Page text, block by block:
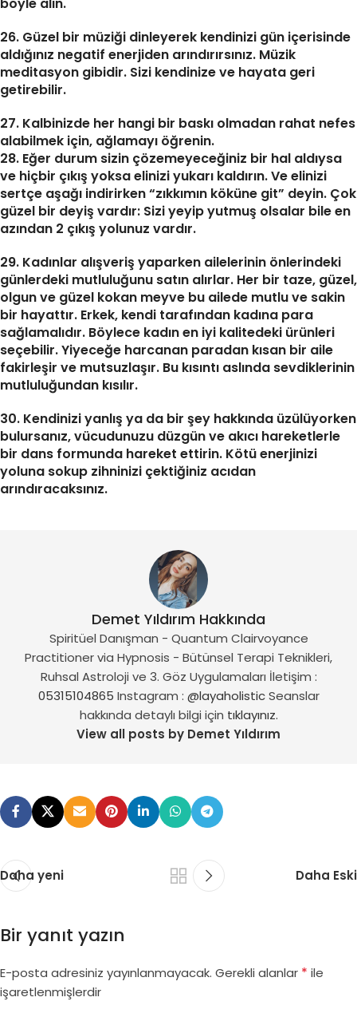
böyle alın.
26. Güzel bir müziği dinleyerek kendinizi gün içerisinde
aldığınız negatif enerjiden arındırırsınız. Müzik
meditasyon gibidir. Sizi kendinize ve hayata geri
getirebilir.
27. Kalbinizde her hangi bir baskı olmadan rahat nefes
alabilmek için, ağlamayı öğrenin.
28. Eğer durum sizin çözemeyeceğiniz bir hal aldıysa
ve hiçbir çıkış yoksa elinizi yukarı kaldırın. Ve elinizi
sertçe aşağı indirirken “zıkkımın köküne git” deyin. Çok
güzel bir deyiş vardır: Sizi yeyip yutmuş olsalar bile en
azından 2 çıkış yolunuz vardır.
29. Kadınlar alışveriş yaparken ailelerinin önlerindeki
günlerdeki mutluluğunu satın alırlar. Her bir taze, güzel,
olgun ve güzel kokan meyve bu ailede mutlu ve sakin
bir hayattır. Erkek, kendi tarafından kadına para
sağlamalıdır. Böylece kadın en iyi kalitedeki ürünleri
seçebilir. Yiyeceğe harcanan paradan kısan bir aile
fakirleşir ve mutsuzlaşır. Bu kısıntı aslında sevdiklerinin
mutluluğundan kısılır.
30. Kendinizi yanlış ya da bir şey hakkında üzülüyorken
bulursanız, vücudunuzu düzgün ve akıcı hareketlerle
bir dans formunda hareket ettirin. Kötü enerjinizi
yoluna sokup zihninizi çektiğiniz acıdan
arındıracaksınız.
Demet Yıldırım Hakkında
Spiritüel Danışman - Quantum Clairvoyance
Practitioner via Hypnosis - Bütünsel Terapi Teknikleri,
Ruhsal Astroloji ve 3. Göz Uygulamaları İletişim :
05315104865 Instagram : @layaholisticSeanslar
hakkında detaylı bilgi için tıklayınız.
View all posts by Demet Yıldırım
Daha yeni Daha Eski
Bir yanıt yazın
E-posta adresiniz yayınlanmayacak. Gerekli alanlar * ile
işaretlenmişlerdir